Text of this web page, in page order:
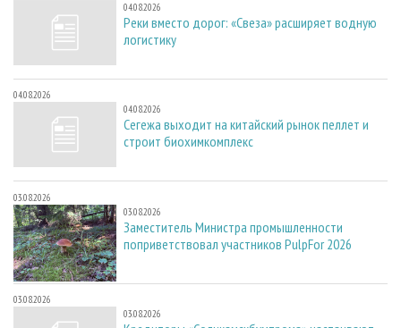
04.08.2026
Реки вместо дорог: «Свеза» расширяет водную
логистику
04.08.2026
04.08.2026
Сегежа выходит на китайский рынок пеллет и
строит биохимкомплекс
03.08.2026
03.08.2026
Заместитель Министра промышленности
поприветствовал участников PulpFor 2026
03.08.2026
03.08.2026